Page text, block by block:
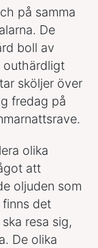
på samma
De
boll av
outhärdligt
sköljer över
fredag på
olika
att
oljuden som
det
resa sig,
De olika